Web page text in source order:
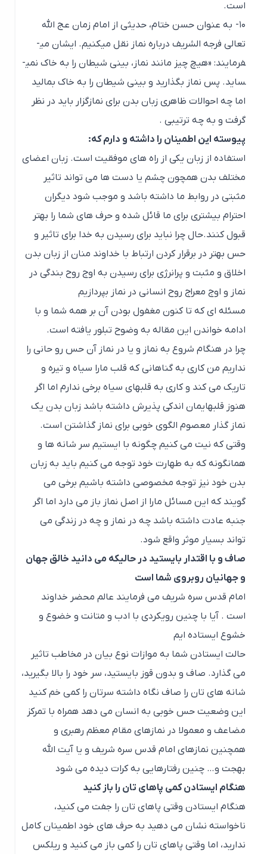
است.
۱۰- به عنوان حسن ختام، حدیثی از امام زمان عج الله
تعالی فرجه الشریف درباره نماز نقل می­کنیم. ایشان می­
فرمایند: «هیچ چیز مانند نماز، بینی شیطان را به خاک نمی­
ساید. پس نماز بگذارید و بینی شیطان را به خاک بمالید
اما چه احوالات ظاهری زبان بدن برای نمازگزار باید در نظر
گرفت و به چه ترتیبی .
پیوسته این اطمینان را داشته و دارم که:
استفاده از زبان یکی از راه های موفقیت است. زبان اعضای
مختلف بدن همچون چشم یا دست ها می تواند تاثیر
مثبتی در روابط ما داشته باشد و موجب شود دیگران
احترام بیشتری برای ما قائل شده و حرف های شما را بهتر
قبول کنند.حال چرا نباید برای رسیدن به خدا برای تاثیر و
حس بهتر در برقرار کردن ارتباط با خداوند منان از زبان بدن
اخلاق و مثبت و پرانرژی برای رسیدن به اوج روح بندگی در
نماز و اوج معراج روح انسانی در نماز بپردازیم
مسئله ای که تا کنون مغفول بودن آن بر همه شما و با
ادامه خواندن این مقاله به وضوح تبلور یافته است.
چرا در هنگام شروع به نماز و یا در نماز آن حس رو حانی را
نداریم من کاری به گناهانی که قلب مارا سیاه و تیره و
تاریک می کند و کاری به قلبهای سیاه برخی ندارم اما اگر
هنوز قلبهایمان اندکی پذیرش داشته باشد زبان بدن یک
نماز گذار معصوم الگوی خوبی برای نماز گذاشتن است.
وقتی که نیت می کنیم چگونه با ایستیم سر شانه ها و
همانگونه که به طهارت خود توجه می کنیم باید به زبان
بدن خود نیز توجه مخصوصی داشته باشیم برخی می
گویند که این مسائل مارا از اصل نماز باز می دارد اما اگر
جنبه عادت داشته باشد چه در نماز و چه در زندگی می
تواند بسیار موثر واقع شود.
صاف و با اقتدار بایستید در حالیکه می دانید خالق جهان
و جهانیان روبروی شما است
امام قدس سره شریف می فرمایند عالم محضر خداوند
است . آیا با چنین رویکردی با ادب و متانت و خضوع و
خشوع ایستاده ایم
حالت ایستادن شما به موازات نوع بیان در مخاطب تاثیر
می گذارد. صاف و بدون قوز بایستید، سر خود را بالا بگیرید،
شانه های تان را صاف نگاه داشته سرتان را کمی خم کنید
این وضعیت حس خوبی به انسان می دهد همراه با تمرکز
مضاعف و معمولا در نمازهای مقام معظم رهبری و
همچنین نمازهای امام قدس سره شریف و یا آیت الله
بهجت و… چنین رفتارهایی به کرات دیده می شود
هنگام ایستادن کمی پاهای تان را باز کنید
هنگام ایستادن وقتی پاهای تان را جفت می کنید،
ناخواسته نشان می دهید به حرف های خود اطمینان کامل
ندارید، اما وقتی پاهای تان را کمی باز می کنید و ریلکس